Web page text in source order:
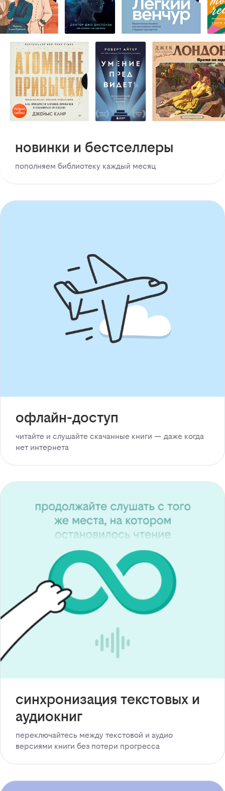
новинки и бестселлеры
пополняем библиотеку каждый месяц
офлайн-доступ
читайте и слушайте скачанные книги — даже когда
нет интернета
синхронизация текстовых и
аудиокниг
переключайтесь между текстовой и аудио
версиями книги без потери прогресса